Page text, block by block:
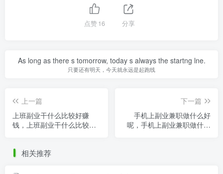
点赞16 分享
As long as there s tomorrow, today s always the startng lne.
只要还有明天，今天就永远是起跑线
上一篇
上班副业干什么比较好赚
钱，上班副业干什么比较好
下一篇
手机上副业兼职做什么好
呢，手机上副业兼职做什么
相关推荐